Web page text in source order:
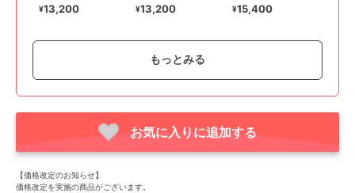
en Bleu / ランバンオン
¥13,200
ンバンオンブルー
¥13,200
Bleu / ランバンオンブル
¥15,400
ランバン オン ブルー
布 LANVIN en Bleu / ラ
¥1888ｸｰﾎﾟﾝ
ランバン オン ブルー ランバン オン ブルー
もっとみる
お気に入りに追加する
【価格改定のお知らせ】
価格改定を実施の商品がございます。